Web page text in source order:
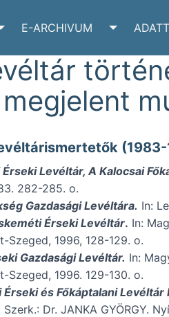
SUBMENU
TOGGLE KUTATÁS SUBMENU
E-ARCHIVUM
TOGGLE
Levéltár, A Kalocsai
282-285. o.
Gazdasági Levéltára. In:
Érseki Levéltár. In:
Szeged, 1996, 128-129. o.
Gazdasági Levéltár. In:
Szeged, 1996. 129-130. o.
Érseki és Főkáptalani Levéltár
Dr. JANKA GYÖRGY.